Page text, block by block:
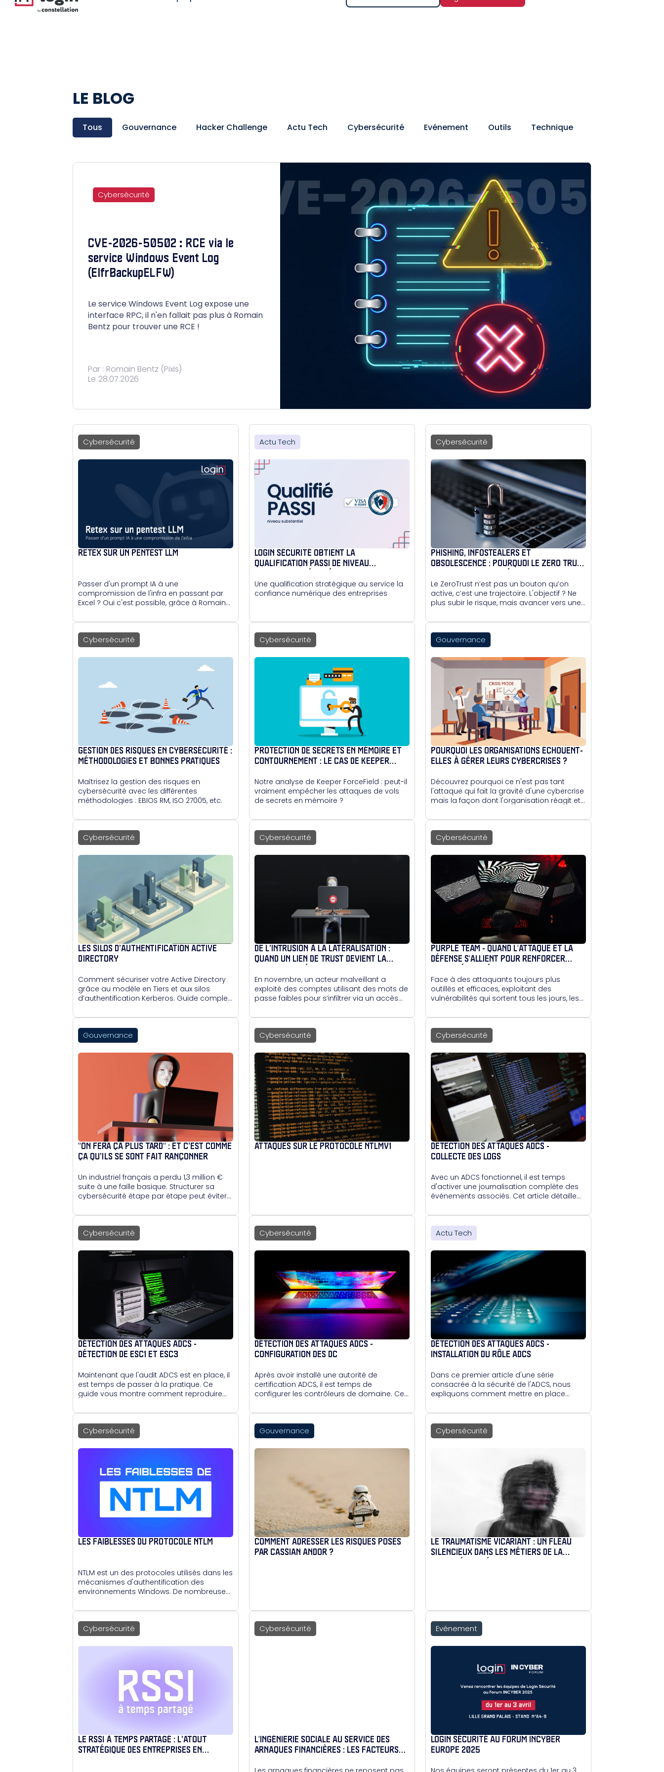
LE BLOG
Tous Gouvernance Hacker Challenge Actu Tech Cybersécurité Evénement Outils Technique
Cybersécurité
CVE-2026-50502 : RCE via le
service Windows Event Log
(ElfrBackupELFW)
Le service Windows Event Log expose une
interface RPC, il n'en fallait pas plus à Romain
Bentz pour trouver une RCE !
Par : Romain Bentz (Pixis)
Le 28.07.2026
Cybersécurité
RETEX SUR UN PENTEST LLM
Passer d'un prompt IA à une
compromission de l'infra en passant par
Excel ? Oui c'est possible, grâce à Romain
Actu Tech
LOGIN SÉCURITÉ OBTIENT LA
QUALIFICATION PASSI DE NIVEAU
Une qualification stratégique au service la
confiance numérique des entreprises
Cybersécurité
PHISHING, INFOSTEALERS ET
OBSOLESCENCE : POURQUOI LE ZERO TRUST
Le ZeroTrust n’est pas un bouton qu’on
active, c’est une trajectoire. L'objectif ? Ne
plus subir le risque, mais avancer vers une
Cybersécurité
GESTION DES RISQUES EN CYBERSÉCURITÉ :
MÉTHODOLOGIES ET BONNES PRATIQUES
Maîtrisez la gestion des risques en
cybersécurité avec les différentes
méthodologies : EBIOS RM, ISO 27005, etc.
Cybersécurité
PROTECTION DE SECRETS EN MÉMOIRE ET
CONTOURNEMENT : LE CAS DE KEEPER
Notre analyse de Keeper ForceField : peut-il
vraiment empêcher les attaques de vols
de secrets en mémoire ?
Gouvernance
POURQUOI LES ORGANISATIONS ÉCHOUENT-
ELLES À GÉRER LEURS CYBERCRISES ?
Découvrez pourquoi ce n'est pas tant
l'attaque qui fait la gravité d'une cybercrise
mais la façon dont l'organisation réagit et
Cybersécurité
LES SILOS D’AUTHENTIFICATION ACTIVE
DIRECTORY
Comment sécuriser votre Active Directory
grâce au modèle en Tiers et aux silos
d’authentification Kerberos. Guide complet,
Cybersécurité
DE L’INTRUSION À LA LATÉRALISATION :
QUAND UN LIEN DE TRUST DEVIENT LA
En novembre, un acteur malveillant a
exploité des comptes utilisant des mots de
passe faibles pour s’infiltrer via un accès
domaine Active Directory.
Cybersécurité
PURPLE TEAM - QUAND L'ATTAQUE ET LA
DÉFENSE S'ALLIENT POUR RENFORCER
Face à des attaquants toujours plus
outillés et efficaces, exploitant des
vulnérabilités qui sortent tous les jours, les
vite leurs limites. En réunissant attaque et
défense autour d'un même objectif, le
Purple Team permet d'améliorer très
rapidement le niveau de détection d'une
entreprise.
Gouvernance
"ON FERA ÇA PLUS TARD" : ET C’EST COMME
ÇA QU’ILS SE SONT FAIT RANÇONNER
Un industriel français a perdu 1,3 million €
suite à une faille basique. Structurer sa
cybersécurité étape par étape peut éviter
Cybersécurité
ATTAQUES SUR LE PROTOCOLE NTLMV1
Cybersécurité
DÉTECTION DES ATTAQUES ADCS -
COLLECTE DES LOGS
Avec un ADCS fonctionnel, il est temps
d'activer une journalisation complète des
événements associés. Cet article détaille
graphique ou en PowerShell, afin de
surveiller les opérations critiques.
Cybersécurité
DÉTECTION DES ATTAQUES ADCS -
DÉTECTION DE ESC1 ET ESC3
Maintenant que l'audit ADCS est en place, il
est temps de passer à la pratique. Ce
guide vous montre comment reproduire
modèles de certificats volontairement
vulnérables, et comment les détecter
grâce aux logs d'événements Windows.
Cybersécurité
DÉTECTION DES ATTAQUES ADCS -
CONFIGURATION DES DC
Après avoir installé une autorité de
certification ADCS, il est temps de
configurer les contrôleurs de domaine. Cet
attribuer un certificat : manuellement via la
console MMC, ou automatiquement via
une GPO. Cette étape est essentielle avant
d'entrer dans les mécanismes de
journalisation et de détection d'attaques.
Actu Tech
DÉTECTION DES ATTAQUES ADCS -
INSTALLATION DU RÔLE ADCS
Dans ce premier article d'une série
consacrée à la sécurité de l'ADCS, nous
expliquons comment mettre en place
pas à pas dans l'installation d'un ADCS,
tout en attirant l'attention sur les
mauvaises pratiques à éviter, notamment
l'enrôlement via le Web, souvent vulnérable.
Cybersécurité
LES FAIBLESSES DU PROTOCOLE NTLM
NTLM est un des protocoles utilisés dans les
mécanismes d'authentification des
environnements Windows. De nombreuses
protocole. Nous allons nous intéresser
dans cet article à celles de sa première
version : NTLMv1
Gouvernance
COMMENT ADRESSER LES RISQUES POSÉS
PAR CASSIAN ANDOR ?
Cybersécurité
LE TRAUMATISME VICARIANT : UN FLÉAU
SILENCIEUX DANS LES MÉTIERS DE LA
Cybersécurité
LE RSSI À TEMPS PARTAGÉ : L’ATOUT
STRATÉGIQUE DES ENTREPRISES EN
Cybersécurité
L'INGÉNIERIE SOCIALE AU SERVICE DES
ARNAQUES FINANCIÈRES : LES FACTEURS
Evénement
LOGIN SÉCURITÉ AU FORUM INCYBER
EUROPE 2025